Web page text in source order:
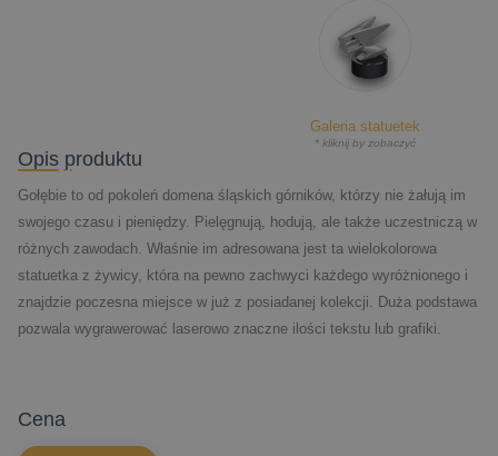
Galeria statuetek
* kliknij by zobaczyć
Opis produktu
Gołębie to od pokoleń domena śląskich górników, którzy nie żałują im
swojego czasu i pieniędzy. Pielęgnują, hodują, ale także uczestniczą w
różnych zawodach. Właśnie im adresowana jest ta wielokolorowa
statuetka z żywicy, która na pewno zachwyci każdego wyróżnionego i
znajdzie poczesna miejsce w już z posiadanej kolekcji. Duża podstawa
pozwala wygrawerować laserowo znaczne ilości tekstu lub grafiki.
cena